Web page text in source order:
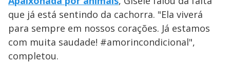
que já está sentindo da cachorra. "Ela viverá
para sempre em nossos corações. Já estamos
com muita saudade! #amorincondicional",
completou.